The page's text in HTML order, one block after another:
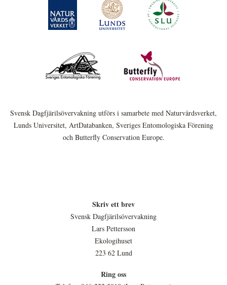
Svensk Dagfjärilsövervakning utförs i samarbete med Naturvårdsverket,
Lunds Universitet, ArtDatabanken, Sveriges Entomologiska Förening
och Butterfly Conservation Europe.
Skriv ett brev
Svensk Dagfjärilsövervakning
Lars Pettersson
Ekologihuset
223 62 Lund
Ring oss